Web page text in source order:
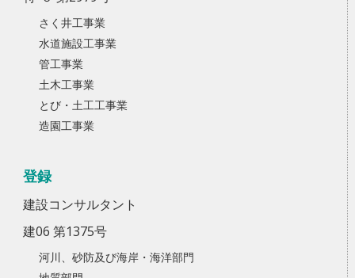
さく井工事業
水道施設工事業
管工事業
土木工事業
とび・土工工事業
造園工事業
登録
建設コンサルタント
建06 第1375号
河川、砂防及び海岸・海洋部門